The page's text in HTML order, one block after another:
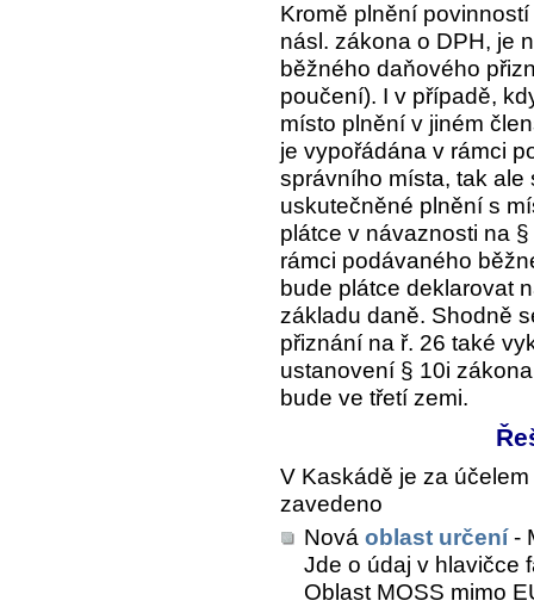
Kromě plnění
násl. zákona o DPH, je
běžného daňového
poučení). I v případě,
místo plnění v jiném
je vypořádána v rámci
správního místa, tak ale
uskutečněné plnění s
plátce v návaznosti na
rámci podávaného
bude plátce deklarovat
základu daně. Shodně
přiznání na ř. 26 také
ustanovení § 10i
bude ve třetí zemi.
V Kaskádě je za
zavedeno
Nová oblast určení-
Jde o údaj v hlavičce
Oblast MOSS mimo